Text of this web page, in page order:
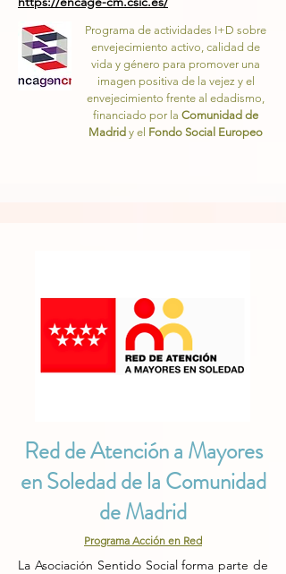
Programa de actividades I+D sobre
envejecimiento activo, calidad de
vida y género para promover una
imagen positiva de la vejez y el
envejecimiento frente al edadismo,
financiado por la Comunidad de
Madrid y el Fondo Social Europeo
Red de Atención a Mayores
en Soledad de la Comunidad
de Madrid
Programa Acción en Red
​La Asociación Sentido Social forma parte de